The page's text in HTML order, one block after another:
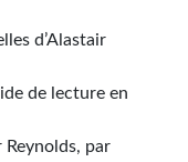
d’Alastair
de lecture en
Reynolds, par